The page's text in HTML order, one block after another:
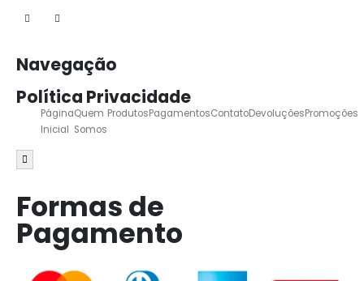
Navegação
Política Privacidade
Página
Inicial
Quem
Somos
ProdutosPagamentosContatoDevoluçõesPromoções
Menu de alternância de hambúrguer
Formas de
Pagamento